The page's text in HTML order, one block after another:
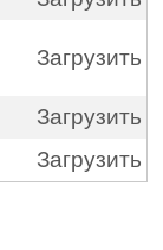
Загрузить
Загрузить
Загрузить